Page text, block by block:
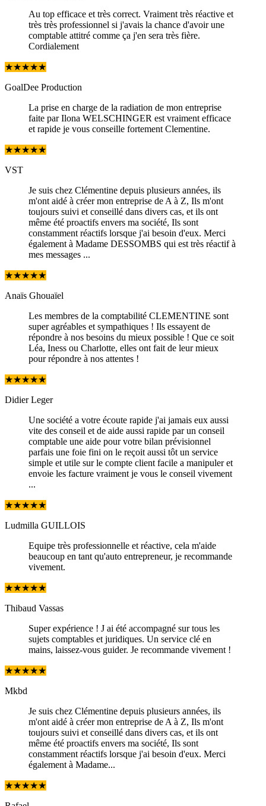
Au top efficace et très correct. Vraiment très réactive et
très très professionnel si j'avais la chance d'avoir une
comptable attitré comme ça j'en sera très fière.
Cordialement
★★★★★
GoalDee Production
La prise en charge de la radiation de mon entreprise
faite par Ilona WELSCHINGER est vraiment efficace
et rapide je vous conseille fortement Clementine.
★★★★★
VST
Je suis chez Clémentine depuis plusieurs années, ils
m'ont aidé à créer mon entreprise de A à Z, Ils m'ont
toujours suivi et conseillé dans divers cas, et ils ont
même été proactifs envers ma société, Ils sont
constamment réactifs lorsque j'ai besoin d'eux. Merci
également à Madame DESSOMBS qui est très réactif à
mes messages ...
★★★★★
Anaïs Ghouaïel
Les membres de la comptabilité CLEMENTINE sont
super agréables et sympathiques ! Ils essayent de
répondre à nos besoins du mieux possible ! Que ce soit
Léa, Iness ou Charlotte, elles ont fait de leur mieux
pour répondre à nos attentes !
★★★★★
Didier Leger
Une société a votre écoute rapide j'ai jamais eux aussi
vite des conseil et de aide aussi rapide par un conseil
comptable une aide pour votre bilan prévisionnel
parfais une foie fini on le reçoit aussi tôt un service
simple et utile sur le compte client facile a manipuler et
envoie les facture vraiment je vous le conseil vivement
...
★★★★★
Ludmilla GUILLOIS
Equipe très professionnelle et réactive, cela m'aide
beaucoup en tant qu'auto entrepreneur, je recommande
vivement.
★★★★★
Thibaud Vassas
Super expérience ! J ai été accompagné sur tous les
sujets comptables et juridiques. Un service clé en
mains, laissez-vous guider. Je recommande vivement !
★★★★★
Mkbd
Je suis chez Clémentine depuis plusieurs années, ils
m'ont aidé à créer mon entreprise de A à Z, Ils m'ont
toujours suivi et conseillé dans divers cas, et ils ont
même été proactifs envers ma société, Ils sont
constamment réactifs lorsque j'ai besoin d'eux. Merci
également à Madame...
★★★★★